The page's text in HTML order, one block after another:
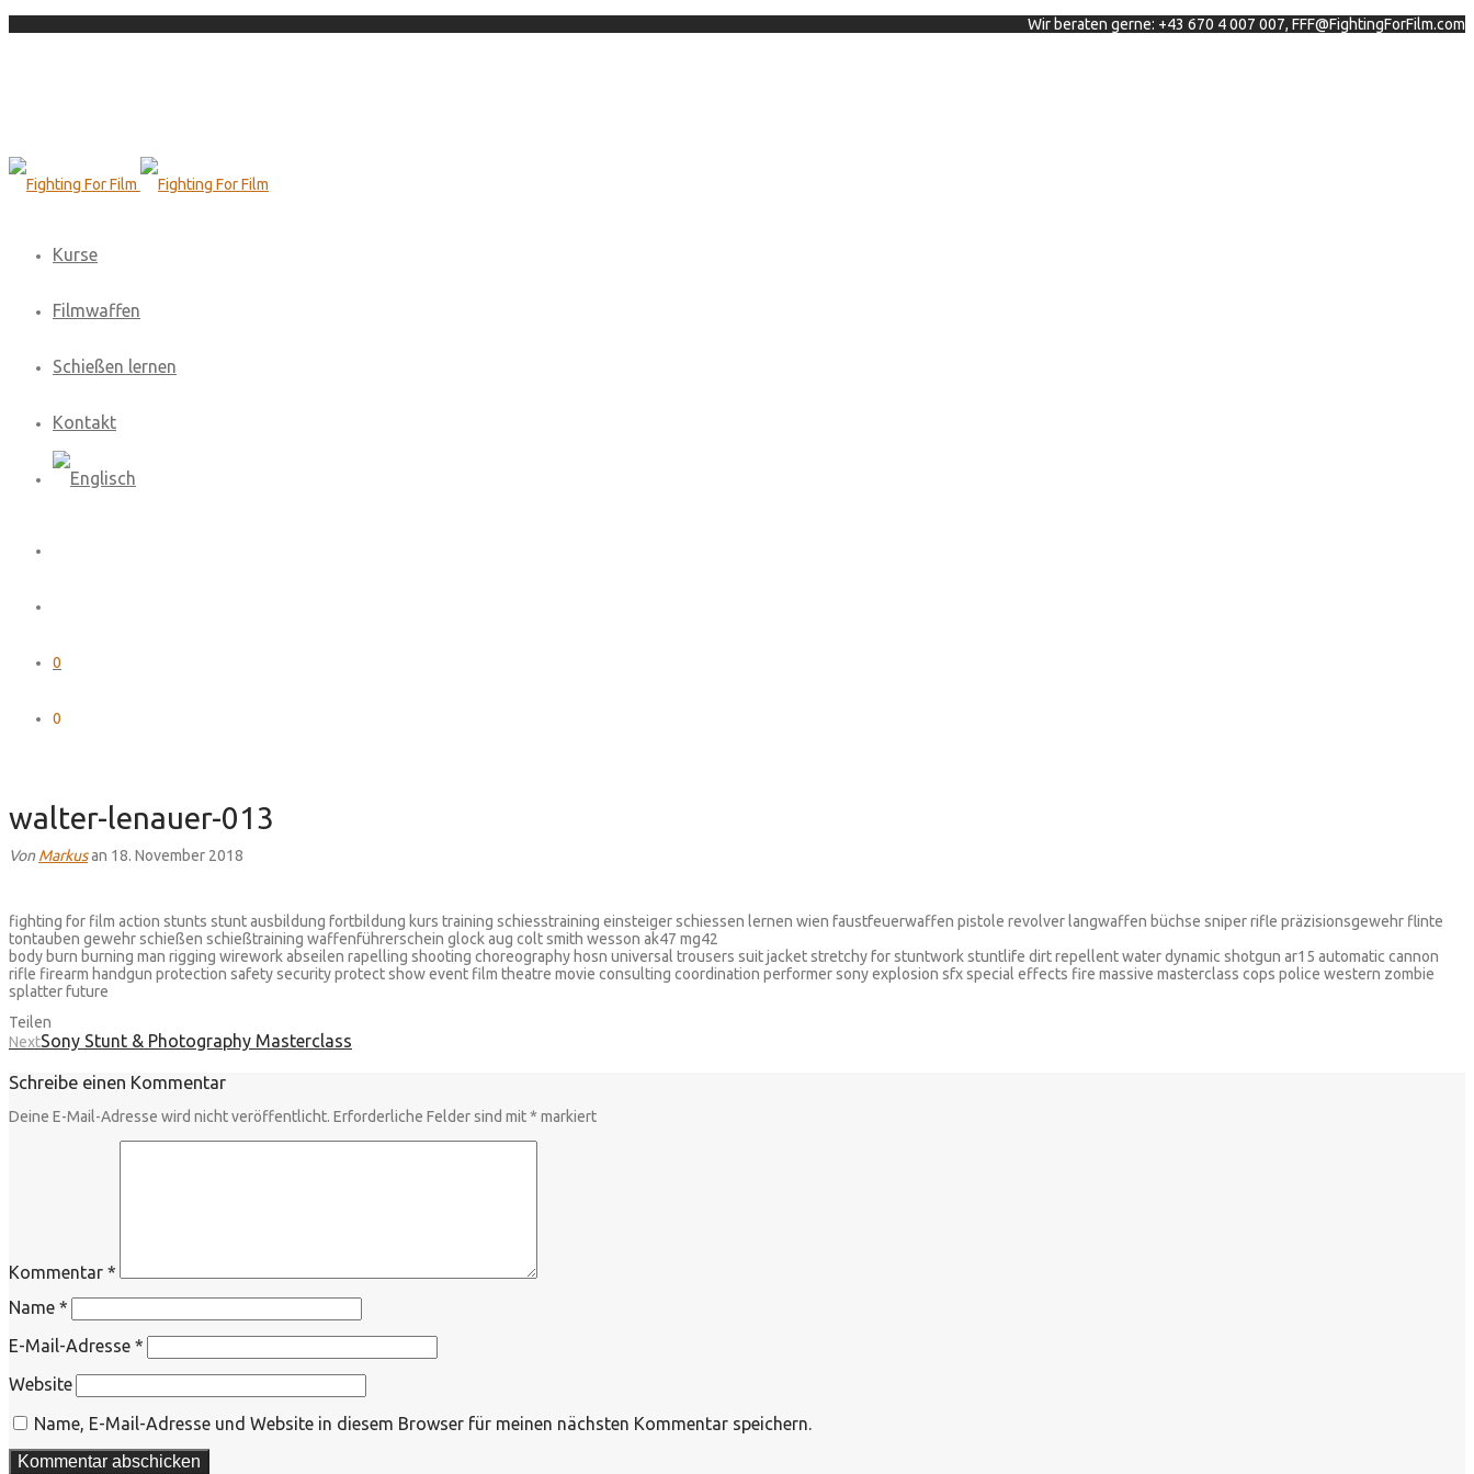
Wir beraten gerne: +43 670 4 007 007, FFF@FightingForFilm.com
Kurse
Filmwaffen
Schießen lernen
Kontakt
0
0
walter-lenauer-013
VonMarkusan 18. November 2018
fighting for film action stunts stunt ausbildung fortbildung kurs training schiesstraining einsteiger schiessen lernen wien faustfeuerwaffen pistole revolver langwaffen büchse sniper rifle präzisionsgewehr flinte
tontauben gewehr schießen schießtraining waffenführerschein glock aug colt smith wesson ak47 mg42
body burn burning man rigging wirework abseilen rapelling shooting choreography hosn universal trousers suit jacket stretchy for stuntwork stuntlife dirt repellent water dynamic shotgun ar15 automatic cannon
rifle firearm handgun protection safety security protect show event film theatre movie consulting coordination performer sony explosion sfx special effects fire massive masterclass cops police western zombie
splatter future
Teilen
NextSony Stunt & Photography Masterclass
Schreibe einen Kommentar
Deine E-Mail-Adresse wird nicht veröffentlicht. Erforderliche Felder sind mit* markiert
Kommentar *
Name *
E-Mail-Adresse *
Website
Name, E-Mail-Adresse und Website in diesem Browser für meinen nächsten Kommentar speichern.